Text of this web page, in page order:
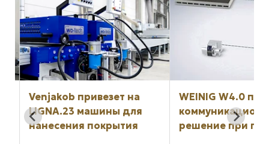
Venjakob привезет на
LIGNA.23 машины для
нанесения покрытия
WEINIG W4.0
решение при